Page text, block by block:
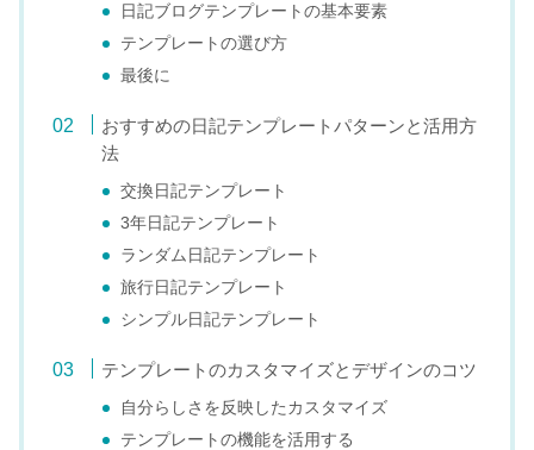
日記ブログテンプレートの基本要素
テンプレートの選び方
最後に
おすすめの日記テンプレートパターンと活用方
法
交換日記テンプレート
3年日記テンプレート
ランダム日記テンプレート
旅行日記テンプレート
シンプル日記テンプレート
テンプレートのカスタマイズとデザインのコツ
自分らしさを反映したカスタマイズ
テンプレートの機能を活用する